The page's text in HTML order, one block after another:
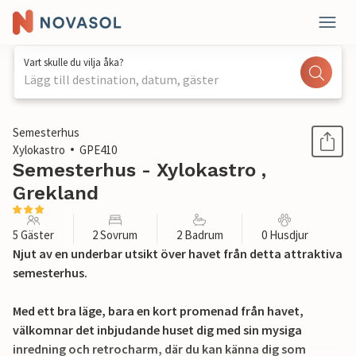
Vart skulle du vilja åka?
Lägg till destination, datum, gäster
1 / 28
Semesterhus
Xylokastro
GPE410
Semesterhus - Xylokastro ,
Grekland
5 Gäster 2 Sovrum 2 Badrum 0 Husdjur
Njut av en underbar utsikt över havet från detta attraktiva
semesterhus.
Med ett bra läge, bara en kort promenad från havet,
välkomnar det inbjudande huset dig med sin mysiga
inredning och retrocharm, där du kan känna dig som